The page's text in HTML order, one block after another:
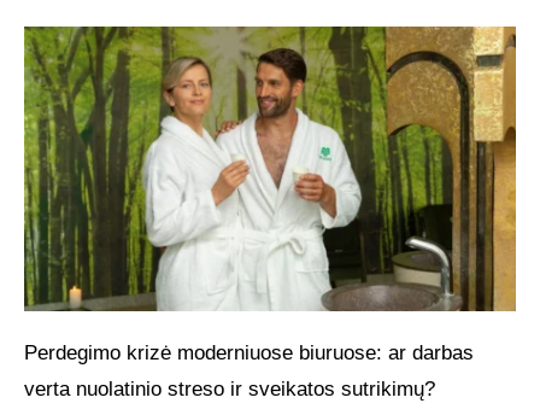
Perdegimo krizė moderniuose biuruose: ar darbas
verta nuolatinio streso ir sveikatos sutrikimų?